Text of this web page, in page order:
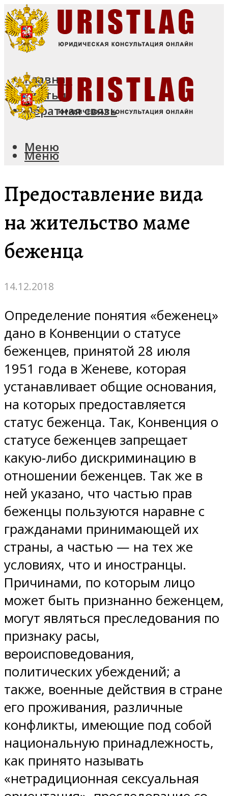
Главная
Статьи
Обратная связь
Меню
Меню
Предоставление вида
на жительство маме
беженца
14.12.2018
Определение понятия «беженец»
дано в Конвенции о статусе
беженцев, принятой 28 июля
1951 года в Женеве, которая
устанавливает общие основания,
на которых предоставляется
статус беженца. Так, Конвенция о
статусе беженцев запрещает
какую-либо дискриминацию в
отношении беженцев. Так же в
ней указано, что частью прав
беженцы пользуются наравне с
гражданами принимающей их
страны, а частью — на тех же
условиях, что и иностранцы.
Причинами, по которым лицо
может быть признанно беженцем,
могут являться преследования по
признаку расы,
вероисповедования,
политических убеждений; а
также, военные действия в стране
его проживания, различные
конфликты, имеющие под собой
национальную принадлежность,
как принято называть
«нетрадиционная сексуальная